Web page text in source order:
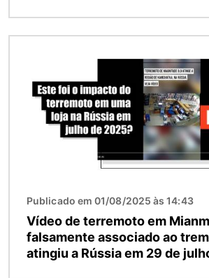
Publicado em 01/08/2025 às 14:43
Vídeo de terremoto em
falsamente associado ao
atingiu a Rússia em 29 de